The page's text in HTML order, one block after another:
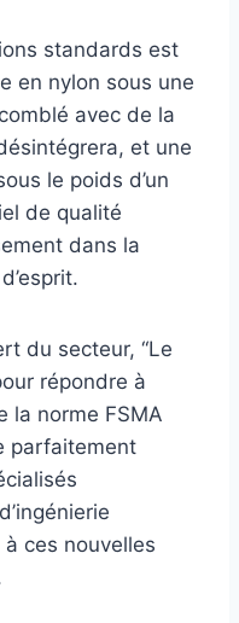
standards est
en nylon sous une
avec de la
et une
le poids d’un
de qualité
dans la
du secteur, “Le
répondre à
la norme FSMA
parfaitement
ces nouvelles